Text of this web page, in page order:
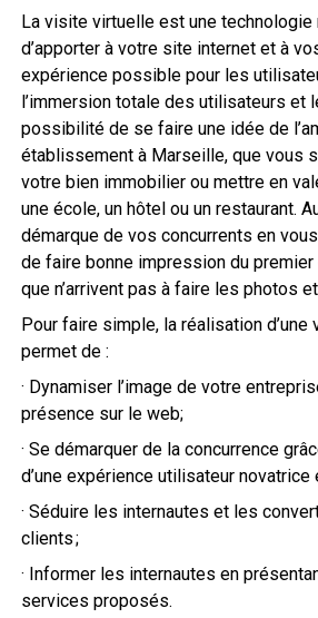
La visite virtuelle est une technologie
d’apporter à votre site internet et à
expérience possible pour les
l’immersion totale des utilisateurs et
possibilité de se faire une idée de
établissement à Marseille, que vous
votre bien immobilier ou mettre en
une école, un hôtel ou un restaurant.
démarque de vos concurrents en
de faire bonne impression du
que n’arrivent pas à faire les photos
Pour faire simple, la réalisation
permet de :
· Dynamiser l’image de votre
présence sur le web;
· Se démarquer de la concurrence
d’une expérience utilisateur novatrice
· Séduire les internautes et les
clients ;
· Informer les internautes en
services proposés.